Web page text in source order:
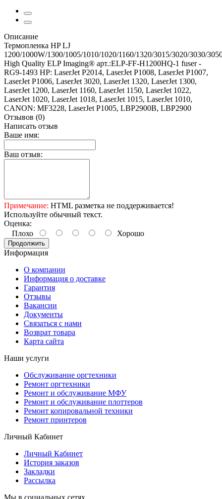
Описание
Термопленка HP LJ
1200/1000W/1300/1005/1010/1020/1160/1320/3015/3020/3030/
High Quality ELP Imaging® арт.:ELP-FF-H1200HQ-1 fuser -
RG9-1493 HP: LaserJet P2014, LaserJet P1008, LaserJet P1007,
LaserJet P1006, LaserJet 3020, LaserJet 1320, LaserJet 1300,
LaserJet 1200, LaserJet 1160, LaserJet 1150, LaserJet 1022,
LaserJet 1020, LaserJet 1018, LaserJet 1015, LaserJet 1010,
CANON: MF3228, LaserJet P1005, LBP2900B, LBP2900
Отзывов (0)
Написать отзыв
Ваше имя:
Ваш отзыв:
Примечание: HTML разметка не поддерживается!
Используйте обычный текст.
Оценка:
Плохо
Хорошо
Продолжить
Информация
О компании
Информация о доставке
Гарантия
Отзывы
Вакансии
Документы
Связаться с нами
Возврат товара
Карта сайта
Наши услуги
Обслуживание оргтехники
Ремонт оргтехники
Ремонт и обслуживание МФУ
Ремонт и обслуживание плоттеров
Ремонт копировальной техники
Ремонт принтеров
Личный Кабинет
Личный Кабинет
История заказов
Закладки
Рассылка
Мы в социальных сетях